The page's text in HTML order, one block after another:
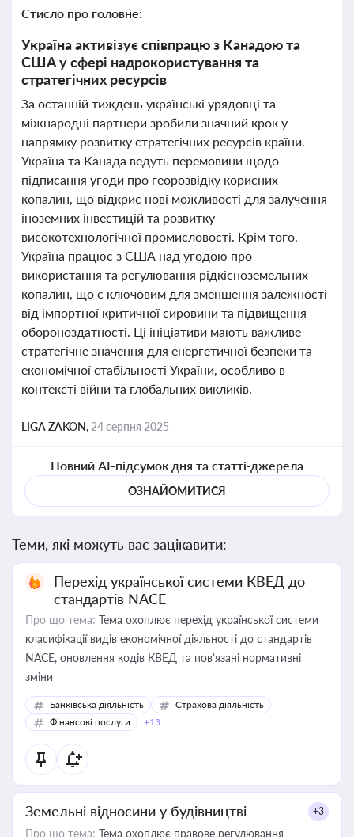
Стисло про головне:
Україна активізує співпрацю з Канадою та
США у сфері надрокористування та
стратегічних ресурсів
За останній тиждень українські урядовці та
міжнародні партнери зробили значний крок у
напрямку розвитку стратегічних ресурсів країни.
Україна та Канада ведуть перемовини щодо
підписання угоди про георозвідку корисних
копалин, що відкриє нові можливості для залучення
іноземних інвестицій та розвитку
високотехнологічної промисловості. Крім того,
Україна працює з США над угодою про
використання та регулювання рідкісноземельних
копалин, що є ключовим для зменшення залежності
від імпортної критичної сировини та підвищення
обороноздатності. Ці ініціативи мають важливе
стратегічне значення для енергетичної безпеки та
економічної стабільності України, особливо в
контексті війни та глобальних викликів.
LIGA ZAKON, 24 серпня 2025
Повний AI-підсумок дня та статті-джерела
ОЗНАЙОМИТИСЯ
Теми, які можуть вас зацікавити:
Перехід української системи КВЕД до
стандартів NACE
Про що тема: Тема охоплює перехід української системи
класифікації видів економічної діяльності до стандартів
NACE, оновлення кодів КВЕД та пов'язані нормативні
зміни
Банківська діяльність
Страхова діяльність
Фінансові послуги
+13
Земельні відносини у будівництві +3
Про що тема: Тема охоплює правове регулювання